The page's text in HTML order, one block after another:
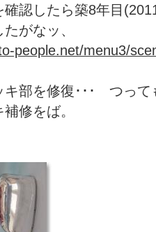
確認したら築8年目
がなッ、
people.net/menu3/
キ部を修復･･･ つって
修をば。